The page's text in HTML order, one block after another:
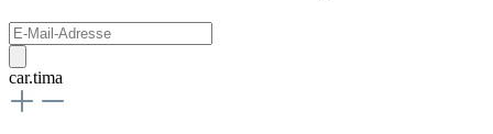
car.tima